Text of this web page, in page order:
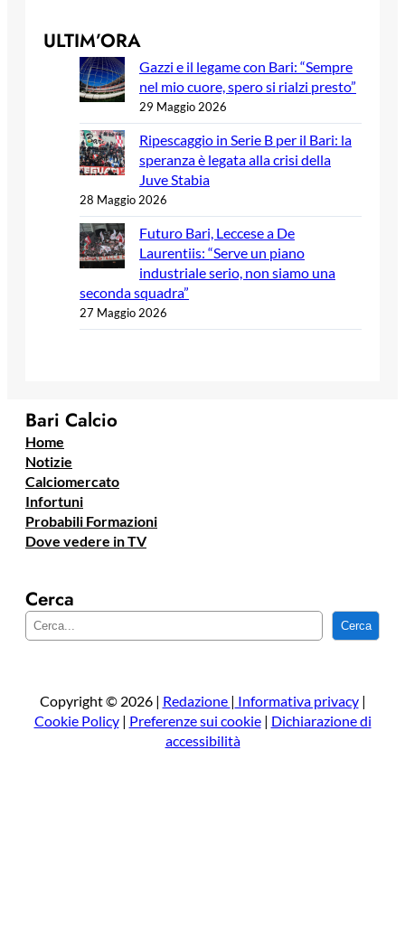
ULTIM’ORA
Gazzi e il legame con Bari: “Sempre
nel mio cuore, spero si rialzi presto”
29 Maggio 2026
Ripescaggio in Serie B per il Bari: la
speranza è legata alla crisi della
Juve Stabia
28 Maggio 2026
Futuro Bari, Leccese a De
Laurentiis: “Serve un piano
industriale serio, non siamo una
seconda squadra”
27 Maggio 2026
Bari Calcio
Home
Notizie
Calciomercato
Infortuni
Probabili Formazioni
Dove vedere in TV
Cerca
e
a
Cerca
Copyright © 2026 | Redazione | Informativa privacy|
Cookie Policy| Preferenze sui cookie| Dichiarazione di
accessibilità